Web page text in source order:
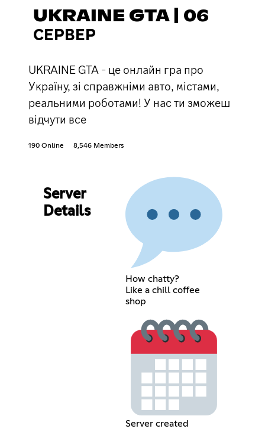
UKRAINE GTA | 06
СЕРВЕР
UKRAINE GTA - це онлайн гра про
Україну, зі справжніми авто, містами,
реальними роботами! У нас ти зможеш
відчути все
190 Online 8,546 Members
Server
Details
How chatty?
Like a chill coffee
shop
Server created